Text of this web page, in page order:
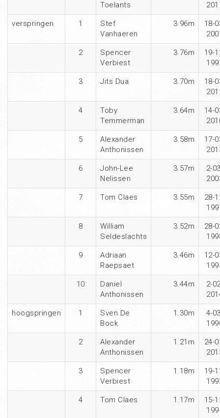
Toelants
verspringen 1
Stef
Vanhaeren
3.96m
18-
2
Spencer
Verbiest
3.76m
19-
3 Jits Dua 3.70m
18-
4
Toby
Temmerman
3.64m
14-
5
Alexander
Anthonissen
3.58m
17-
6
John-Lee
Nelissen
3.57m
2-
7 Tom Claes 3.55m
28-
8
William
Seldeslachts
3.52m
28-
9
Adriaan
Raepsaet
3.46m
12-
10
Daniel
Anthonissen
3.44m
2-
hoogspringen 1
Sven De
Bock
1.30m
4-
2
Alexander
Anthonissen
1.21m
24-
3
Spencer
Verbiest
1.18m
19-
4 Tom Claes 1.17m
15-